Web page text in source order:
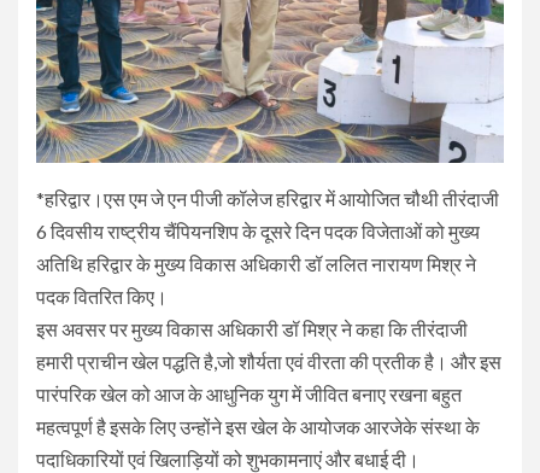
*हरिद्वार।एस एम जे एन पीजी कॉलेज हरिद्वार में आयोजित चौथी तीरंदाजी
6 दिवसीय राष्ट्रीय चैंपियनशिप के दूसरे दिन पदक विजेताओं को मुख्य
अतिथि हरिद्वार के मुख्य विकास अधिकारी डॉ ललित नारायण मिश्र ने
पदक वितरित किए।
इस अवसर पर मुख्य विकास अधिकारी डॉ मिश्र ने कहा कि तीरंदाजी
हमारी प्राचीन खेल पद्धति है,जो शौर्यता एवं वीरता की प्रतीक है। और इस
पारंपरिक खेल को आज के आधुनिक युग में जीवित बनाए रखना बहुत
महत्वपूर्ण है इसके लिए उन्होंने इस खेल के आयोजक आरजेके संस्था के
पदाधिकारियों एवं खिलाड़ियों को शुभकामनाएं और बधाई दी।